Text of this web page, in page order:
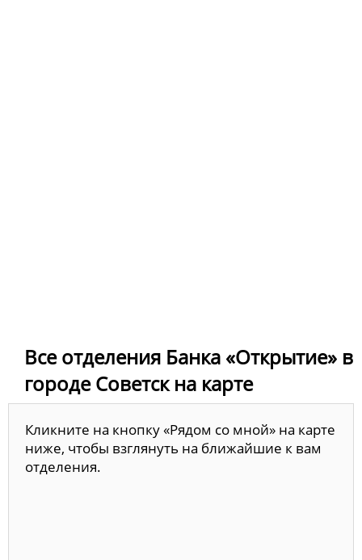
Все отделения Банка «Открытие» в
городе Советск на карте
Кликните на кнопку «Рядом со мной» на карте
ниже, чтобы взглянуть на ближайшие к вам
отделения.